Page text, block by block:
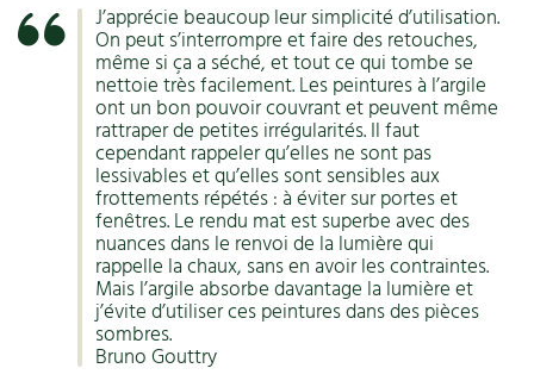
Techniques, conservation, organisation
Agenda, calendrier
NOUVEAUTÉS
Feuilleter le catalogue
Cuisine saine
Alimentation et nutrition
Recettes de printemps
Recettes par type de plat
Recettes sans gluten
Recettes végétariennes et vegan
Habitat écologique
Soins naturels
Société et alternatives
Les 4 saisons& vous
Questions à la rédaction
Entre abonné·es
Trucs & astuces
J’apprécie beaucoup leur simplicité d’utilisation.
On peut s’interrompre et faire des retouches,
même si ça a séché, et tout ce qui tombe se
nettoie très facilement. Les peintures à l’argile
ont un bon pouvoir couvrant et peuvent même
rattraper de petites irrégularités. Il faut
cependant rappeler qu’elles ne sont pas
lessivables et qu’elles sont sensibles aux
frottements répétés : à éviter sur portes et
fenêtres. Le rendu mat est superbe avec des
nuances dans le renvoi de la lumière qui
rappelle la chaux, sans en avoir les contraintes.
Mais l’argile absorbe davantage la lumière et
j’évite d’utiliser ces peintures dans des pièces
sombres.
Bruno Gouttry